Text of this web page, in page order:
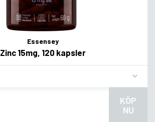
Essensey
Zinc 15mg, 120 kapsler
KÖP
NU